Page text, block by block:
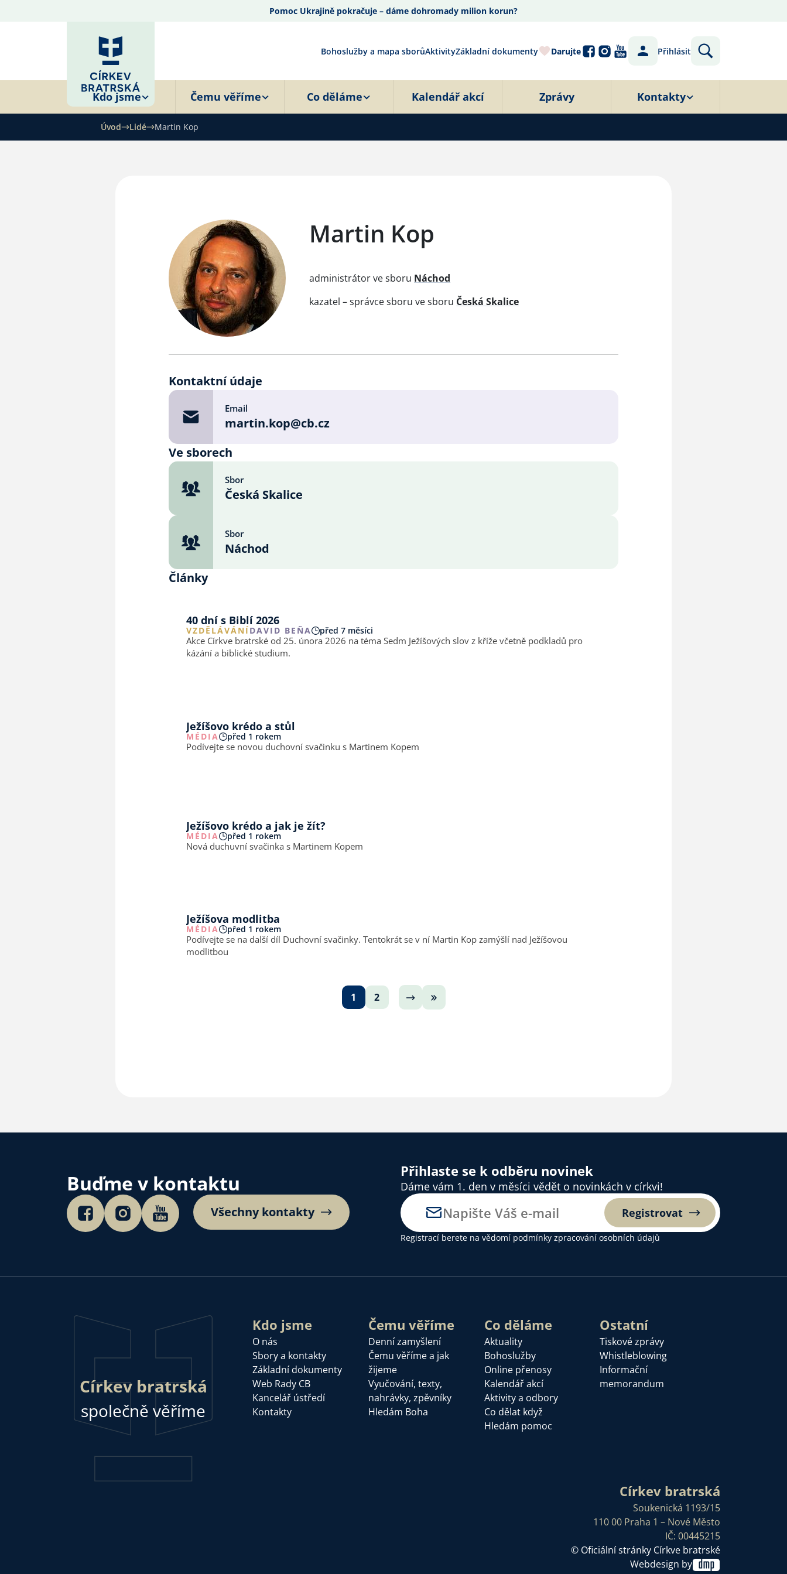
Pomoc Ukrajině pokračuje – dáme dohromady milion korun?
Bohoslužby a mapa sborůAktivityZákladní dokumenty Darujte Přihlásit
Kdo jsme Čemu věříme Co děláme Kalendář akcí Zprávy Kontakty
Úvod Lidé Martin Kop
Martin Kop
administrátor ve sboru Náchod
kazatel – správce sboru ve sboru Česká Skalice
Kontaktní údaje
Email
martin.kop@cb.cz
Ve sborech
Sbor
Česká Skalice
Sbor
Náchod
Články
40 dní s Biblí 2026
VZDĚLÁVÁNÍDAVID BEŇA před 7 měsíci
Akce Církve bratrské od 25. února 2026 na téma Sedm Ježíšových slov z kříže včetně podkladů pro
kázání a biblické studium.
Ježíšovo krédo a stůl
MÉDIA před 1 rokem
Podívejte se novou duchovní svačinku s Martinem Kopem
Ježíšovo krédo a jak je žít?
MÉDIA před 1 rokem
Nová duchuvní svačinka s Martinem Kopem
Ježíšova modlitba
MÉDIA před 1 rokem
Podívejte se na další díl Duchovní svačinky. Tentokrát se v ní Martin Kop zamýšlí nad Ježíšovou
modlitbou
1 2
Buďme v kontaktu
Všechny kontakty
Přihlaste se k odběru novinek
Dáme vám 1. den v měsíci vědět o novinkách v církvi!
Registrovat
Registrací berete na vědomí podmínky zpracování osobních údajů
Církev bratrská
společně věříme
Kdo jsme
O nás
Sbory a kontakty
Základní dokumenty
Web Rady CB
Kancelář ústředí
Kontakty
Čemu věříme
Denní zamyšlení
Čemu věříme a jak
žijeme
Vyučování, texty,
nahrávky, zpěvníky
Hledám Boha
Co děláme
Aktuality
Bohoslužby
Online přenosy
Kalendář akcí
Aktivity a odbory
Co dělat když
Hledám pomoc
Ostatní
Tiskové zprávy
Whistleblowing
Informační
memorandum
Církev bratrská
Soukenická 1193/15
110 00 Praha 1 – Nové Město
IČ: 00445215
© Oficiální stránky Církve bratrské
Webdesign by